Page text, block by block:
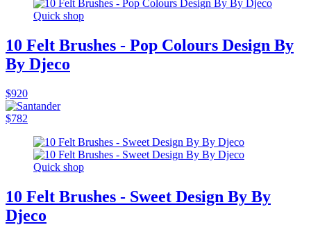
Quick shop
10 Felt Brushes - Pop Colours Design By
By Djeco
$920
$782
Quick shop
10 Felt Brushes - Sweet Design By By
Djeco